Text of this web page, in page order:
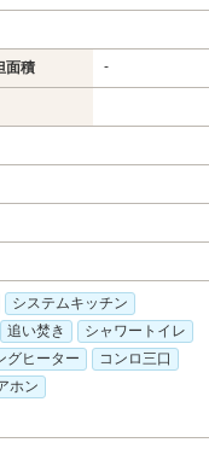
面積 -
システムキッチン
追い焚き
シャワートイレ
グヒーター
コンロ三口
ホン